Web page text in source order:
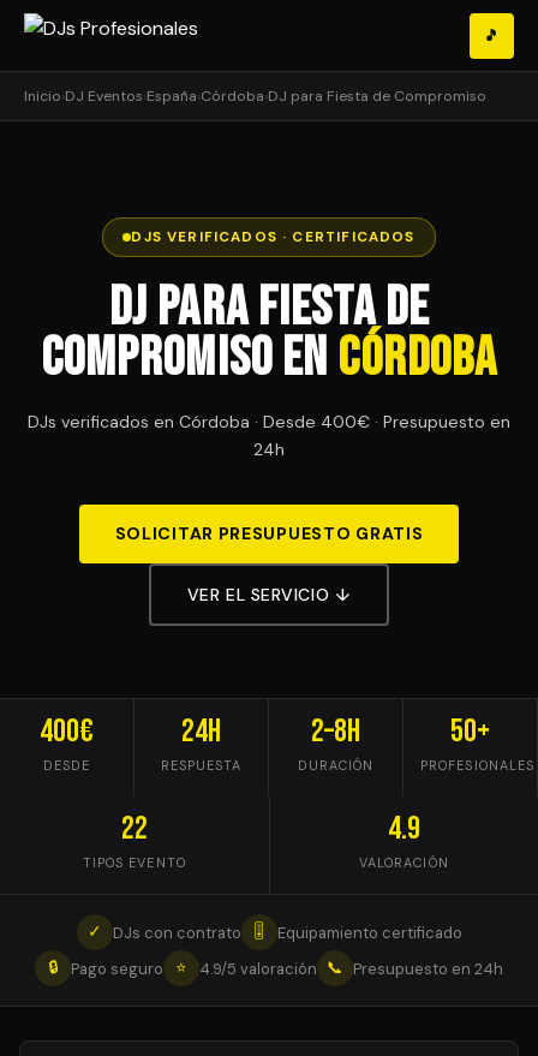
🎵
Inicio›DJ Eventos›España›Córdoba›DJ para Fiesta de Compromiso
DJS VERIFICADOS · CERTIFICADOS
DJ para Fiesta de
Compromiso en Córdoba
DJs verificados en Córdoba · Desde 400€ · Presupuesto en
24h
SOLICITAR PRESUPUESTO GRATIS
VER EL SERVICIO ↓
400€
DESDE
24h
RESPUESTA
2–8h
DURACIÓN
50+
PROFESIONALES
22
TIPOS EVENTO
4.9
VALORACIÓN
✓ DJs con contrato 🎚
Equipamiento certificado
🔒
Pago seguro ⭐ 4.9/5 valoración 📞 Presupuesto en 24h